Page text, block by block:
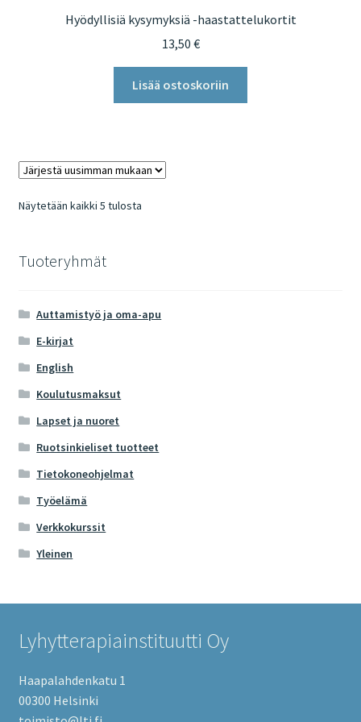
Hyödyllisiä kysymyksiä -haastattelukortit
13,50 €
Lisää ostoskoriin
Näytetään kaikki 5 tulostaSorted
Tuoteryhmät
Auttamistyö ja oma-apu
E-kirjat
English
Koulutusmaksut
Lapset ja nuoret
Ruotsinkieliset tuotteet
Tietokoneohjelmat
Työelämä
Verkkokurssit
Yleinen
Lyhytterapiainstituutti Oy
Haapalahdenkatu 1
00300 Helsinki